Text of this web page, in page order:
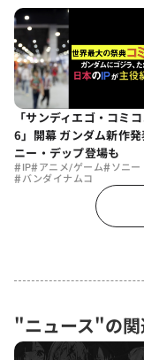
「サンディエゴ・コミ
6」開幕 ガンダム新作発
ニー・デップ登場も
#IP#アニメ/ゲーム#ソニー
#バンダイナムコ
"ニュース"の関